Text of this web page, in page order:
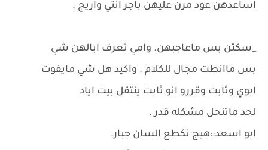
اساعدهن عود مرن عليهن باجر انتي واريج .
_سكتن بس ماعاجبهن. وامي تعرف ابالهن شي
بس ماانطت مجال للكلام . واكيد هل شي مايفوت
ابوي وثابت وقررو انو ثابت ينتقل بيت اياد
لحد ماتنحل مشكله قدر .
ابو اسعد::هيج نكطع السان جبار.